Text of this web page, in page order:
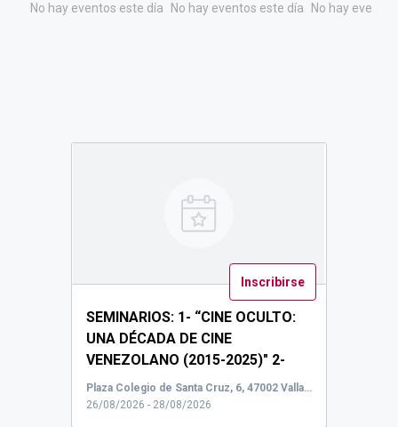
No hay eventos este día No hay eventos este día No hay
Inscribirse
SEMINARIOS: 1- “CINE OCULTO:
UNA DÉCADA DE CINE
VENEZOLANO (2015-2025)" 2-
“DOUGLAS SIRK: EL (TECHNI)
COLOR DEL DESEO”.
Plaza Colegio de Santa Cruz, 6, 47002 Valladolid, España, Aula 5 (sótano 2)
26/08/2026 - 28/08/2026